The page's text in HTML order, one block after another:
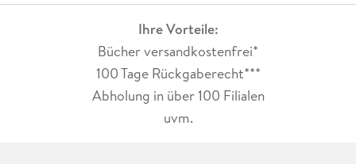
Ihre Vorteile:
Bücher versandkostenfrei*
100 Tage Rückgaberecht***
Abholung in über 100 Filialen
uvm.